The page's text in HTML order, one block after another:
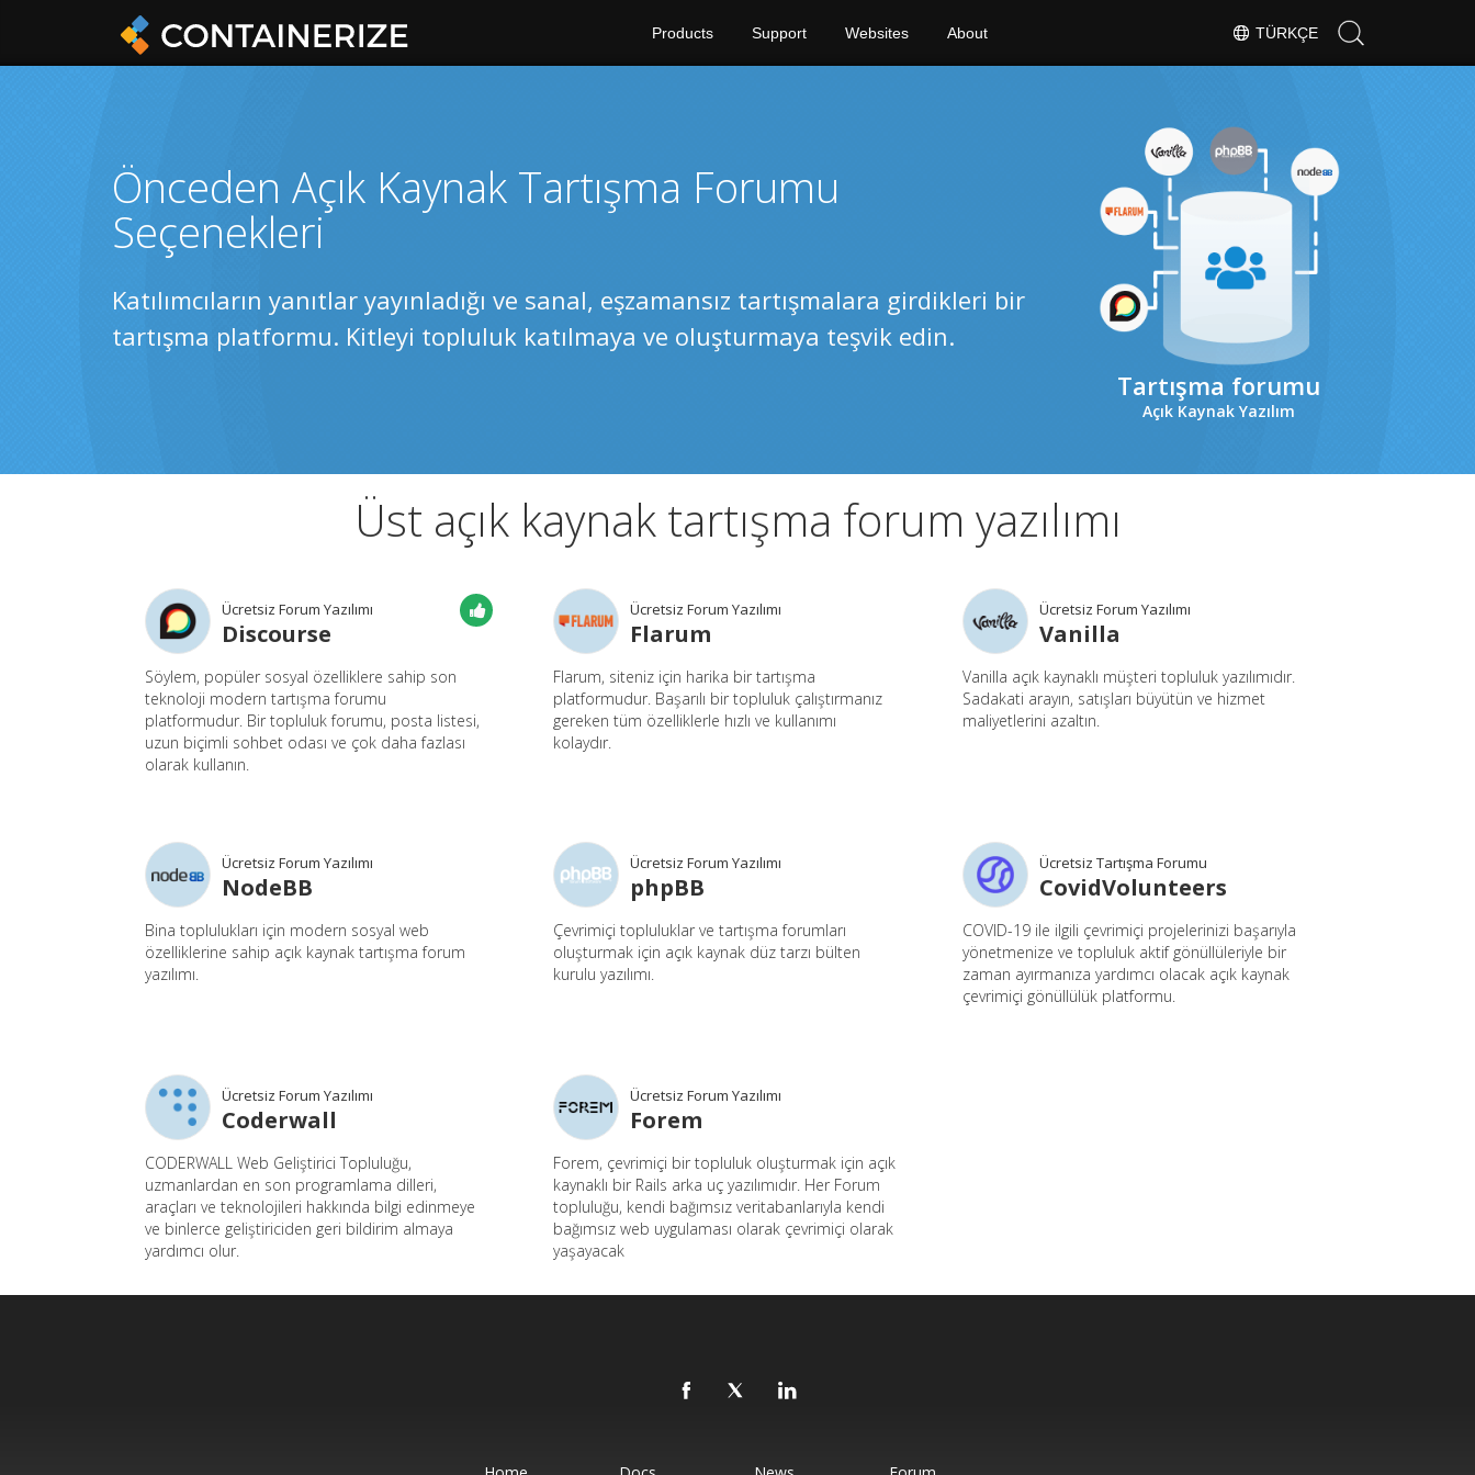
TÜRKÇE
Products Support Websites About
Tartışma forumu
Açık Kaynak Yazılım
Önceden Açık Kaynak Tartışma Forumu
Seçenekleri
Katılımcıların yanıtlar yayınladığı ve sanal, eşzamansız tartışmalara girdikleri bir
tartışma platformu. Kitleyi topluluk katılmaya ve oluşturmaya teşvik edin.
Üst açık kaynak tartışma forum yazılımı
Ücretsiz Forum Yazılımı
Discourse
Söylem, popüler sosyal özelliklere sahip son
teknoloji modern tartışma forumu
platformudur. Bir topluluk forumu, posta listesi,
uzun biçimli sohbet odası ve çok daha fazlası
olarak kullanın.
Ücretsiz Forum Yazılımı
Flarum
Flarum, siteniz için harika bir tartışma
platformudur. Başarılı bir topluluk çalıştırmanız
gereken tüm özelliklerle hızlı ve kullanımı
kolaydır.
Ücretsiz Forum Yazılımı
Vanilla
Vanilla açık kaynaklı müşteri topluluk yazılımıdır.
Sadakati arayın, satışları büyütün ve hizmet
maliyetlerini azaltın.
Ücretsiz Forum Yazılımı
NodeBB
Bina toplulukları için modern sosyal web
özelliklerine sahip açık kaynak tartışma forum
yazılımı.
Ücretsiz Forum Yazılımı
phpBB
Çevrimiçi topluluklar ve tartışma forumları
oluşturmak için açık kaynak düz tarzı bülten
kurulu yazılımı.
Ücretsiz Tartışma Forumu
CovidVolunteers
COVID-19 ile ilgili çevrimiçi projelerinizi başarıyla
yönetmenize ve topluluk aktif gönüllüleriyle bir
zaman ayırmanıza yardımcı olacak açık kaynak
çevrimiçi gönüllülük platformu.
Ücretsiz Forum Yazılımı
Coderwall
CODERWALL Web Geliştirici Topluluğu,
uzmanlardan en son programlama dilleri,
araçları ve teknolojileri hakkında bilgi edinmeye
ve binlerce geliştiriciden geri bildirim almaya
yardımcı olur.
Ücretsiz Forum Yazılımı
Forem
Forem, çevrimiçi bir topluluk oluşturmak için açık
kaynaklı bir Rails arka uç yazılımıdır. Her Forum
topluluğu, kendi bağımsız veritabanlarıyla kendi
bağımsız web uygulaması olarak çevrimiçi olarak
yaşayacak